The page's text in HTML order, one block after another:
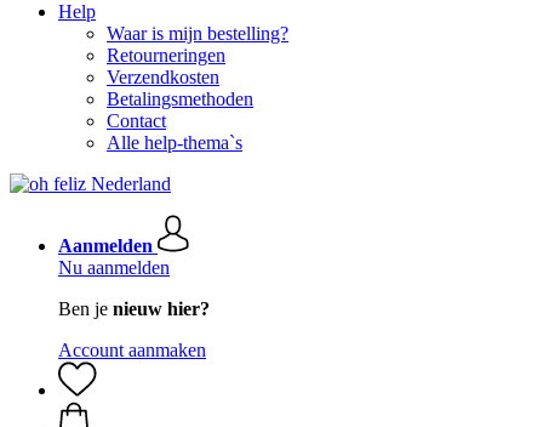
Help
Waar is mijn bestelling?
Retourneringen
Verzendkosten
Betalingsmethoden
Contact
Alle help-thema`s
Aanmelden
Nu aanmelden
Ben je nieuw hier?
Account aanmaken